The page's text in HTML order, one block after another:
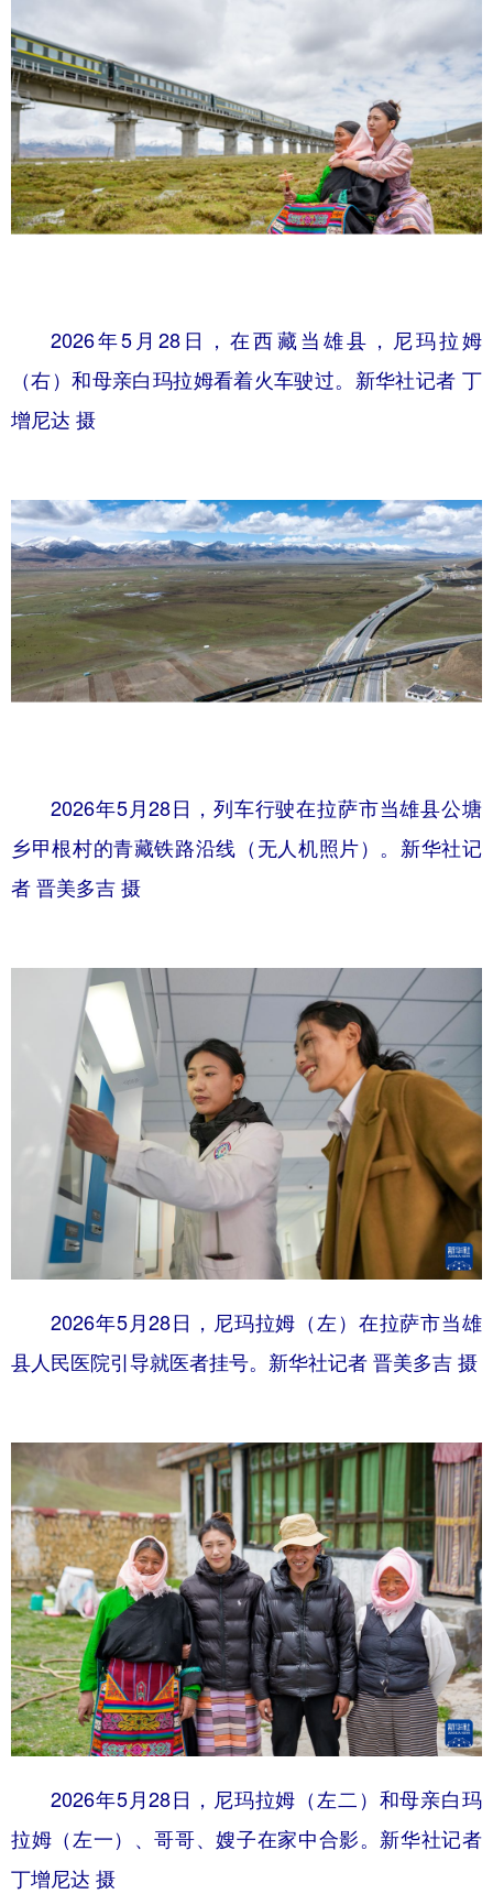
2026年5月28日，在西藏当雄县，尼玛拉姆
（右）和母亲白玛拉姆看着火车驶过。新华社记者 丁
增尼达 摄
2026年5月28日，列车行驶在拉萨市当雄县公塘
乡甲根村的青藏铁路沿线（无人机照片）。新华社记
者 晋美多吉 摄
2026年5月28日，尼玛拉姆（左）在拉萨市当雄
县人民医院引导就医者挂号。新华社记者 晋美多吉 摄
2026年5月28日，尼玛拉姆（左二）和母亲白玛
拉姆（左一）、哥哥、嫂子在家中合影。新华社记者
丁增尼达 摄